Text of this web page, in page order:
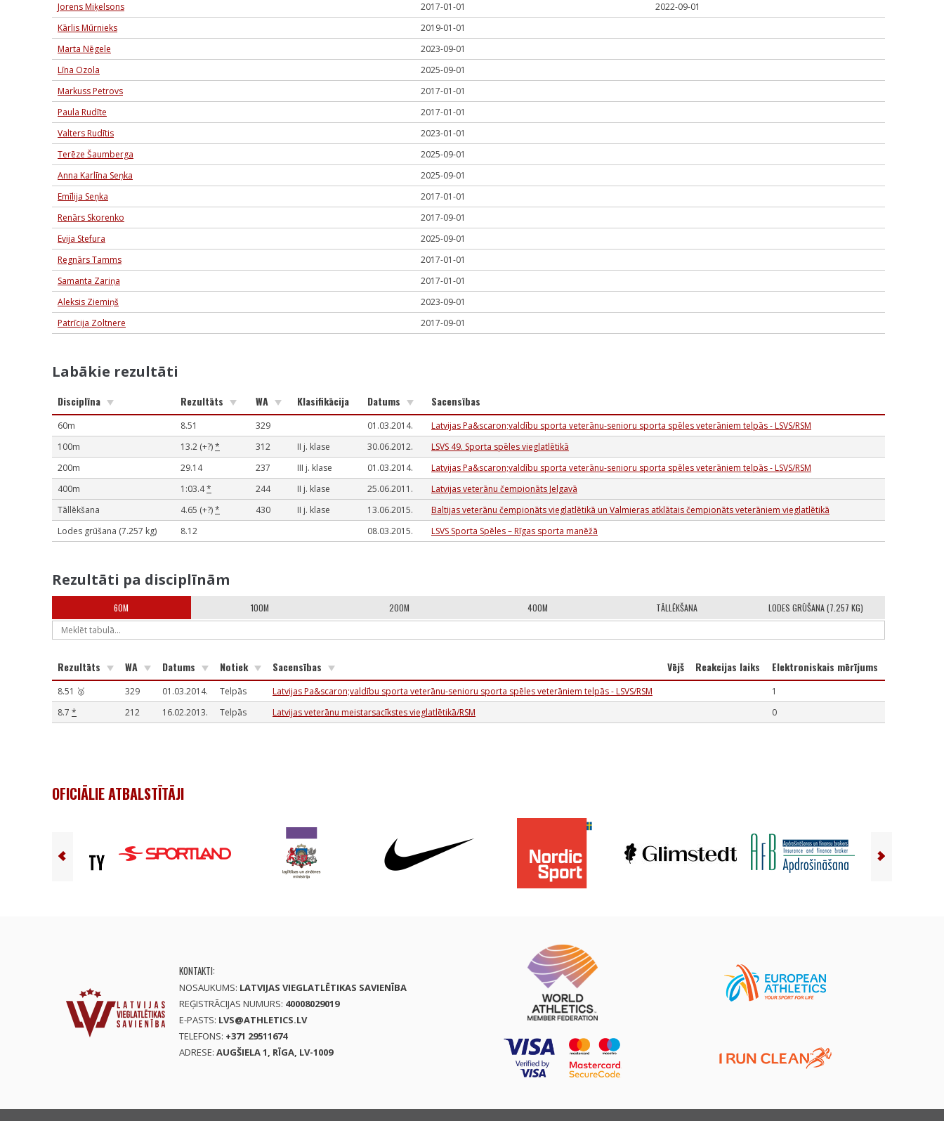
Jorens Miķelsons
2017-01-01
2022-09-01
Kārlis Mūrnieks
2019-01-01
Marta Nēgele
2023-09-01
Līna Ozola
2025-09-01
Markuss Petrovs
2017-01-01
Paula Rudīte
2017-01-01
Valters Rudītis
2023-01-01
Terēze Šaumberga
2025-09-01
Anna Karlīna Seņka
2025-09-01
Emīlija Seņka
2017-01-01
Renārs Skorenko
2017-09-01
Evija Stefura
2025-09-01
Regnārs Tamms
2017-01-01
Samanta Zariņa
2017-01-01
Aleksis Ziemiņš
2023-09-01
Patrīcija Zoltnere
2017-09-01
Labākie rezultāti
Disciplīna Rezultāts WA Klasifikācija Datums Sacensības
60m 8.51 329 01.03.2014.
Latvijas Pa&scaron;valdību sporta veterānu-senioru sporta spēles veterāniem telpās - LSVS/RSM
100m
13.2 (+?)* 312 II j. klase 30.06.2012.
LSVS 49. Sporta spēles vieglatlētikā
200m
29.14 237 III j. klase 01.03.2014.
Latvijas Pa&scaron;valdību sporta veterānu-senioru sporta spēles veterāniem telpās - LSVS/RSM
400m
1:03.4* 244 II j. klase 25.06.2011.
Latvijas veterānu čempionāts Jelgavā
Tāllēkšana
4.65 (+?)* 430 II j. klase 13.06.2015.
Baltijas veterānu čempionāts vieglatlētikā un Valmieras atklātais čempionāts veterāniem vieglatlētikā
Lodes grūšana (7.257 kg)
8.12 08.03.2015. LSVS Sporta Spēles – Rīgas sporta manēžā
Rezultāti pa disciplīnām
60M 100M 200M 400M TĀLLĒKŠANA LODES GRŪŠANA (7.257 KG)
Rezultāts WA Datums Notiek Sacensības Vējš Reakcijas laiks Elektroniskais mērījums
8.51 🥉 329 01.03.2014. Telpās Latvijas Pa&scaron;valdību sporta veterānu-senioru sporta spēles veterāniem telpās - LSVS/RSM
1
8.7 * 212 16.02.2013. Telpās Latvijas veterānu meistarsacīkstes vieglatlētikā/RSM 0
OFICIĀLIE ATBALSTĪTĀJI
KONTAKTI:
NOSAUKUMS: LATVIJAS VIEGLATLĒTIKAS SAVIENĪBA
REĢISTRĀCIJAS NUMURS: 40008029019
E-PASTS: LVS@ATHLETICS.LV
TELEFONS: +371 29511674
ADRESE: AUGŠIELA 1, RĪGA, LV-1009